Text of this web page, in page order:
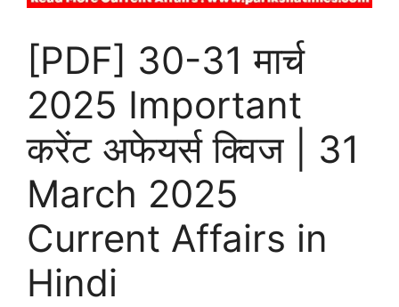
[PDF] 30-31 मार्च
2025 Important
करेंट अफेयर्स क्विज | 31
March 2025
Current Affairs in
Hindi